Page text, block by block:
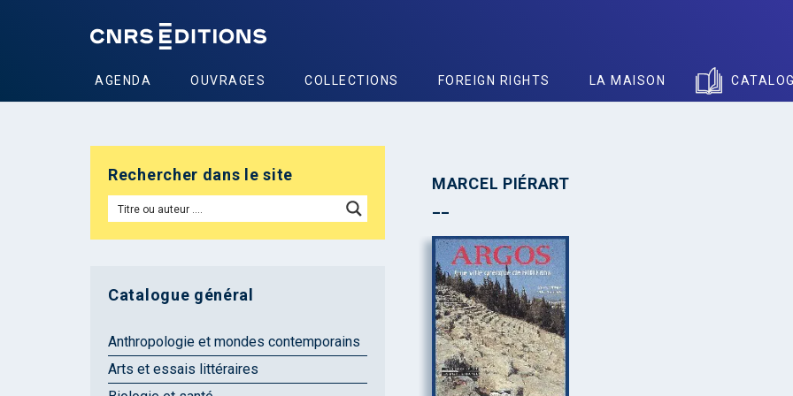
AGENDA OUVRAGES COLLECTIONS FOREIGN RIGHTS LA MAISON
MARCEL PIÉRART
Rechercher dans le site
Catalogue général
Anthropologie et mondes contemporains
Arts et essais littéraires